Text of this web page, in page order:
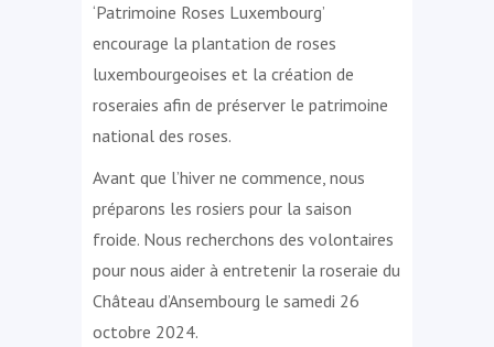
‘Patrimoine Roses Luxembourg’
encourage la plantation de roses
luxembourgeoises et la création de
roseraies afin de préserver le patrimoine
national des roses.
Avant que l’hiver ne commence, nous
préparons les rosiers pour la saison
froide. Nous recherchons des volontaires
pour nous aider à entretenir la roseraie du
Château d’Ansembourg le samedi 26
octobre 2024.